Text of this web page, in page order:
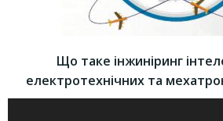
Що таке інжиніринг
електротехнічних та